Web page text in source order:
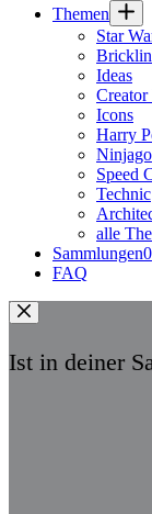
Themen
Star
Ideas
Icons
Harry
Ninjago
Speed
Technic
alle
Sammlungen0
FAQ
Ist in deiner